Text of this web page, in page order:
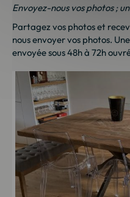
Envoyez-nous vos photos ;
Partagez vos photos et
nous envoyer vos photos.
envoyée sous 48h à 72h